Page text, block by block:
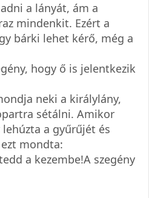
a lányát, ám a
mindenkit. Ezért a
bárki lehet kérő, még a
hogy ő is jelentkezik
neki a királylány,
sétálni. Amikor
a gyűrűjét és
mondta:
a kezembe!A szegény